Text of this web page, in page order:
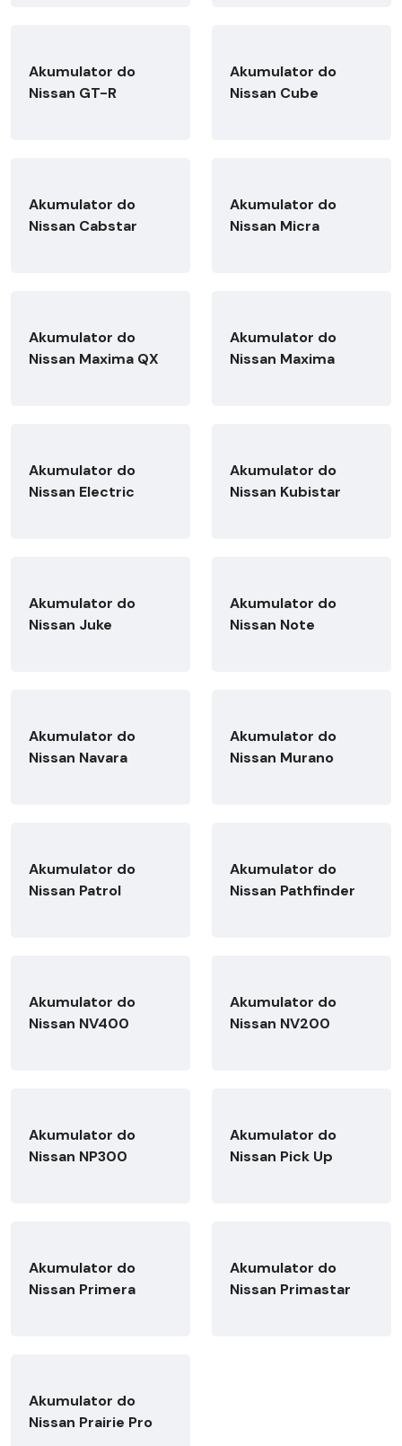
Akumulator do
Nissan GT-R
Akumulator do
Nissan Cube
Akumulator do
Nissan Cabstar
Akumulator do
Nissan Micra
Akumulator do
Nissan Maxima QX
Akumulator do
Nissan Maxima
Akumulator do
Nissan Electric
Akumulator do
Nissan Kubistar
Akumulator do
Nissan Juke
Akumulator do
Nissan Note
Akumulator do
Nissan Navara
Akumulator do
Nissan Murano
Akumulator do
Nissan Patrol
Akumulator do
Nissan Pathfinder
Akumulator do
Nissan NV400
Akumulator do
Nissan NV200
Akumulator do
Nissan NP300
Akumulator do
Nissan Pick Up
Akumulator do
Nissan Primera
Akumulator do
Nissan Primastar
Akumulator do
Nissan Prairie Pro